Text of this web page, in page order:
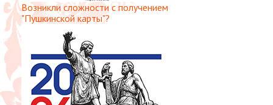
Возникли сложности с получением
"Пушкинской карты"?